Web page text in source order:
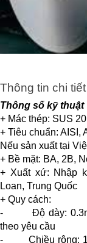
Thông tin chi tiết
Thông số kỹ thuật
+ Mác thép: SUS
+ Tiêu chuẩn: AISI,
Nếu sản xuất tại
+ Bề mặt: BA, 2B,
+ Xuất xứ: Nhập
Loan, Trung Quốc
+ Quy cách:
-        Độ dày:
theo yêu cầu
-        Chiều